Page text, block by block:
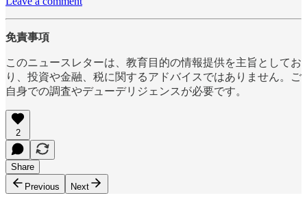
免責事項
このニュースレターは、教育目的の情報提供を主旨としてお
り、投資や金融、税に関するアドバイスではありません。ご
自身での調査やデューデリジェンスが必要です。
2
Share
Previous
Next